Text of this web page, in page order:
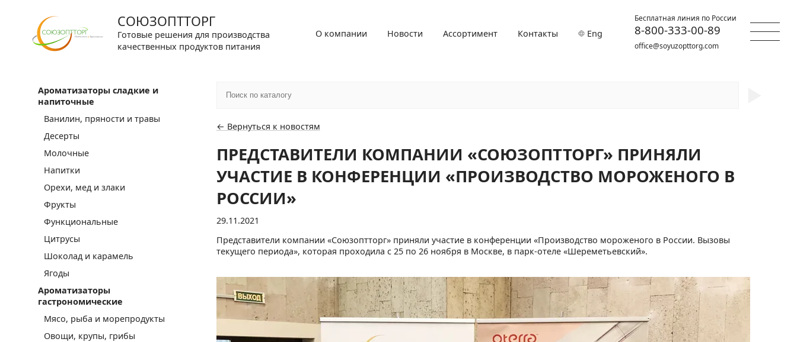
← Вернуться к новостям
ПРЕДСТАВИТЕЛИ КОМПАНИИ «СОЮЗОПТТОРГ» ПРИНЯЛИ
УЧАСТИЕ В КОНФЕРЕНЦИИ «ПРОИЗВОДСТВО МОРОЖЕНОГО В
РОССИИ»
29.11.2021
Представители компании «Союзоптторг» приняли участие в конференции «Производство мороженого в России. Вызовы
текущего периода», которая проходила с 25 по 26 ноября в Москве, в парк-отеле «Шереметьевский».
Ароматизаторы сладкие и
напиточные
Ванилин, пряности и травы
Десерты
Молочные
Напитки
Орехи, мед и злаки
Фрукты
Функциональные
Цитрусы
Шоколад и карамель
Ягоды
Ароматизаторы
гастрономические
Мясо, рыба и морепродукты
Овощи, крупы, грибы
СОЮЗОПТТОРГ
Готовые решения для производства
качественных продуктов питания
О компании Новости Ассортимент Контакты Eng
Бесплатная линия по России
8-800-333-00-89
office@soyuzopttorg.com